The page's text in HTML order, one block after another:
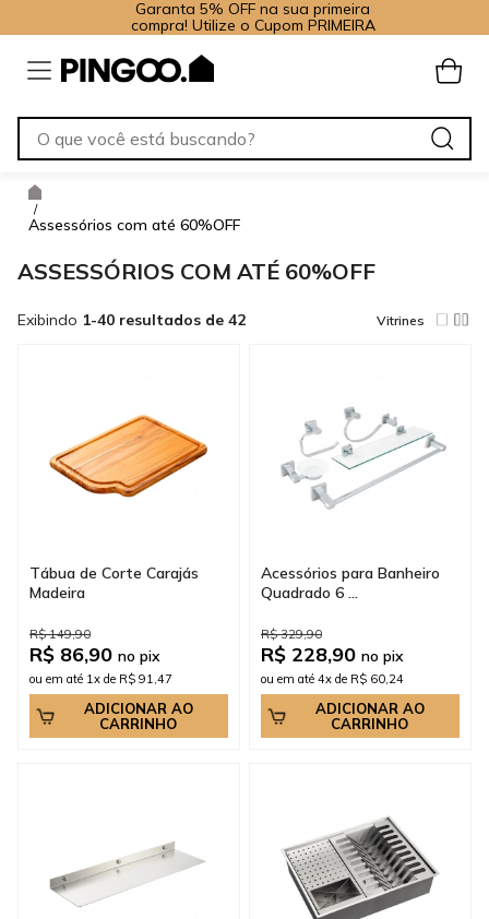
Garanta 5% OFF na sua primeira
compra! Utilize o Cupom PRIMEIRA
/
Assessórios com até 60%OFF
ASSESSÓRIOS COM ATÉ 60%OFF
Exibindo 1-40 resultados de 42 Vitrines
Tábua de Corte Carajás
Madeira
R$ 149,90
R$ 86,90 no pix
ou em até 1x de R$ 91,47
ADICIONAR AO
CARRINHO
Acessórios para Banheiro
Quadrado 6 ...
R$ 329,90
R$ 228,90 no pix
ou em até 4x de R$ 60,24
ADICIONAR AO
CARRINHO